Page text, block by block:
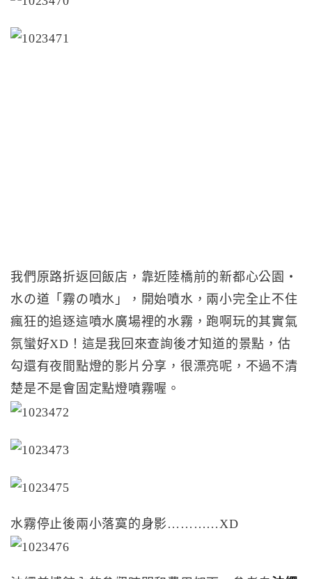
我們原路折返回飯店，靠近陸橋前的新都心公園・
水の道「霧の噴水」，開始噴水，兩小完全止不住
瘋狂的追逐這噴水廣場裡的水霧，跑啊玩的其實氣
氛蠻好XD！這是我回來查詢後才知道的景點，估
勾還有夜間點燈的影片分享，很漂亮呢，不過不清
楚是不是會固定點燈噴霧喔。
水霧停止後兩小落寞的身影…………XD